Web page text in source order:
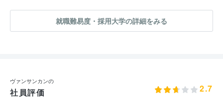
就職難易度・採用大学の詳細をみる
ヴァンサンカンの
社員評価 2.7